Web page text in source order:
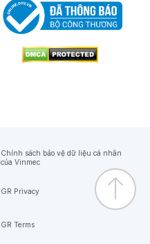
Chính sách bảo vệ dữ liệu cá nhân
của Vinmec
GR Privacy
GR Terms